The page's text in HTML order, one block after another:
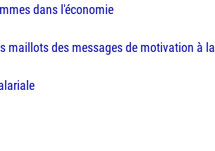
dans l'économie
maillots des messages de motivation à la